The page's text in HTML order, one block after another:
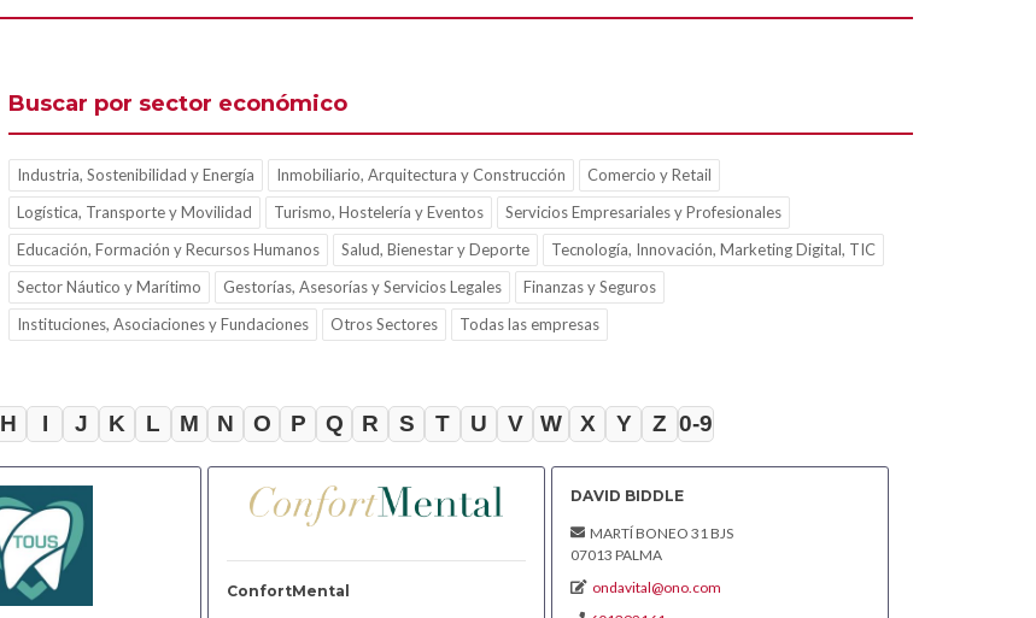
Buscar por sector económico
Industria, Sostenibilidad y Energía Inmobiliario, Arquitectura y Construcción
Comercio y Retail
Logística, Transporte y Movilidad
Turismo, Hostelería y Eventos
Servicios Empresariales y Profesionales
Educación, Formación y Recursos Humanos
Salud, Bienestar y Deporte
Tecnología, Innovación, Marketing Digital, TIC
Sector Náutico y Marítimo
Gestorías, Asesorías y Servicios Legales
Finanzas y Seguros
Instituciones, Asociaciones y Fundaciones
Otros Sectores Todas las empresas
H I J K L M N O P Q R S T U V W X Y Z 0-9
ConfortMental
DAVID BIDDLE
MARTÍ BONEO 31 BJS
07013 PALMA
ondavital@ono.com